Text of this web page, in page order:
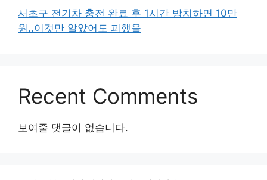
서초구 전기차 충전 완료 후 1시간 방치하면 10만
원..이것만 알았어도 피했을
Recent Comments
보여줄 댓글이 없습니다.